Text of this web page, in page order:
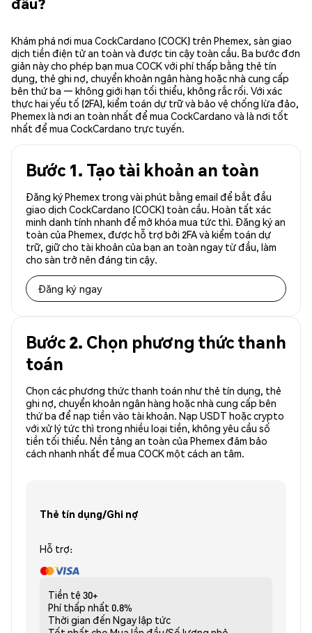
Khám phá nơi mua CockCardano (COCK) trên Phemex, sàn giao
dịch tiền điện tử an toàn và được tin cậy toàn cầu. Ba bước đơn
giản này cho phép bạn mua COCK với phí thấp bằng thẻ tín
dụng, thẻ ghi nợ, chuyển khoản ngân hàng hoặc nhà cung cấp
bên thứ ba — không giới hạn tối thiểu, không rắc rối. Với xác
thực hai yếu tố (2FA), kiểm toán dự trữ và bảo vệ chống lừa đảo,
Phemex là nơi an toàn nhất để mua CockCardano và là nơi tốt
nhất để mua CockCardano trực tuyến.
Bước 1. Tạo tài khoản an toàn
Đăng ký Phemex trong vài phút bằng email để bắt đầu
giao dịch CockCardano (COCK) toàn cầu. Hoàn tất xác
minh danh tính nhanh để mở khóa mua tức thì. Đăng ký an
toàn của Phemex, được hỗ trợ bởi 2FA và kiểm toán dự
trữ, giữ cho tài khoản của bạn an toàn ngay từ đầu, làm
cho sàn trở nên đáng tin cậy.
Đăng ký ngay
Bước 2. Chọn phương thức thanh
toán
Chọn các phương thức thanh toán như thẻ tín dụng, thẻ
ghi nợ, chuyển khoản ngân hàng hoặc nhà cung cấp bên
thứ ba để nạp tiền vào tài khoản. Nạp USDT hoặc crypto
với xử lý tức thì trong nhiều loại tiền, không yêu cầu số
tiền tối thiểu. Nền tảng an toàn của Phemex đảm bảo
cách nhanh nhất để mua COCK một cách an tâm.
Thẻ tín dụng/Ghi nợ
Hỗ trợ:
Tiền tệ 30+
Phí thấp nhất 0.8%
Thời gian đến Ngay lập tức